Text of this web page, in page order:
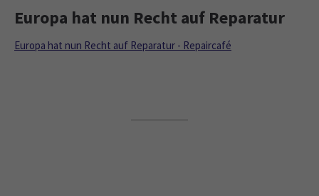
Europa hat nun Recht auf Reparatur
Europa hat nun Recht auf Reparatur - Repaircafé